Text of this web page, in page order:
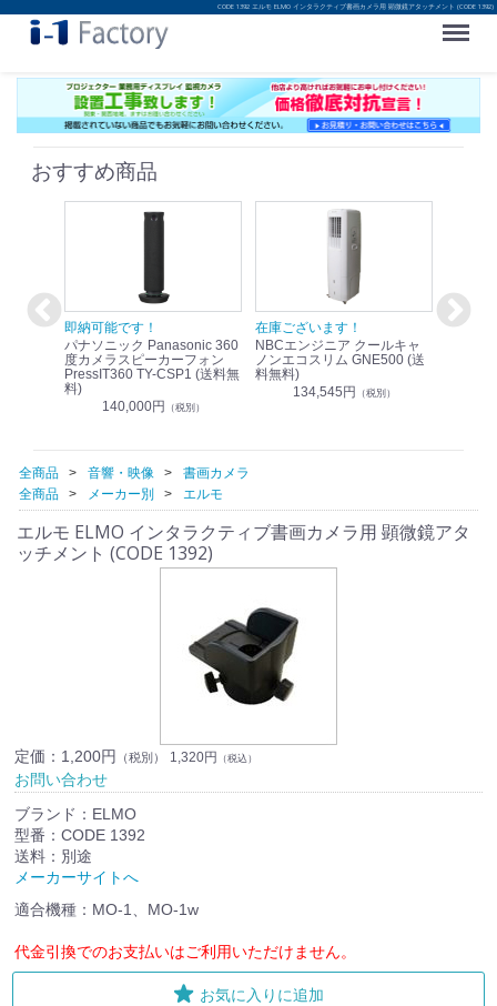
CODE 1392 エルモ ELMO インタラクティブ書画カメラ用 顕微鏡アタッチメント (CODE 1392)
Menu
おすすめ商品
即納可能です！
パナソニック Panasonic 360
度カメラスピーカーフォン
PressIT360 TY-CSP1 (送料無
料)
140,000円 （税別）
在庫ございます！
NBCエンジニア クールキャ
ノンエコスリム GNE500 (送
料無料)
134,545円 （税別）
即納可
全商品 音響・映像
書画カメラ
全商品
メーカー別 エルモ
エルモ ELMO インタラクティブ書画カメラ用 顕微鏡アタ
ッチメント (CODE 1392)
定価： 1,200円 （税別） 1,320円 （税込）
お問い合わせ
ブランド：ELMO
型番：CODE 1392
送料：別途
メーカーサイトへ
適合機種：MO-1、MO-1w
代金引換でのお支払いはご利用いただけません。
お気に入りに追加